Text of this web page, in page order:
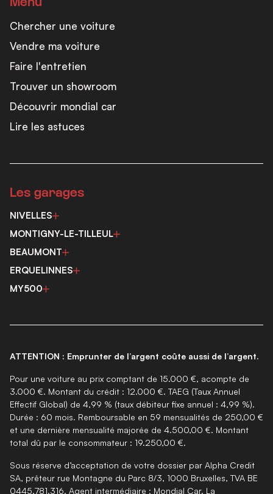
Menu
Chercher une voiture
Vendre ma voiture
Faire l'entretien
Trouver un showroom
Découvrir mondial car
Lire les astuces
Les garages
NIVELLES
MONTIGNY-LE-TILLEUL
BEAUMONT
ERQUELINNES
MY500
ATTENTION : Emprunter de l’argent coûte aussi de l’argent.
Pour une voiture au prix comptant de 15.000 €, acompte de
3.000 €. Montant du crédit : 12.000 €. TAEG (Taux Annuel
Effectif Global) de 4,99 % (taux débiteur fixe annuel : 4,99 %).
Durée : 60 mois. Remboursable en 59 mensualités de 250,00 €
et une dernière mensualité majorée de 4.500,00 €. Montant
total dû par le consommateur : 19.250,00 €.
Sous réserve d’acceptation de votre dossier par Alpha Credit
SA, prêteur rue Montagne du Parc 8/3, 1000 Bruxelles, TVA BE
0445.781.316. Agent intermédiaire : Mondial Car. La